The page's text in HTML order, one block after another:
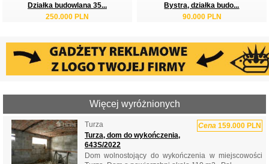
Działka budowlana 35...
250.000 PLN
Bystra, działka budo...
90.000 PLN
Więcej wyróżnionych
Turza Cena 159.000 PLN
Turza, dom do wykończenia,
643S/2022
Dom wolnostojący do wykończenia w miejscowości